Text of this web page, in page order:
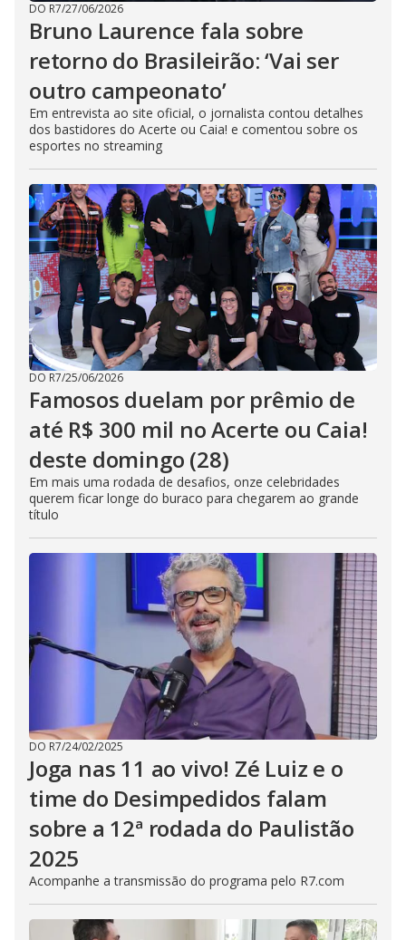
DO R7/27/06/2026
Bruno Laurence fala sobre
retorno do Brasileirão: ‘Vai ser
outro campeonato’
Em entrevista ao site oficial, o jornalista contou detalhes
dos bastidores do Acerte ou Caia! e comentou sobre os
esportes no streaming
DO R7/25/06/2026
Famosos duelam por prêmio de
até R$ 300 mil no Acerte ou Caia!
deste domingo (28)
Em mais uma rodada de desafios, onze celebridades
querem ficar longe do buraco para chegarem ao grande
título
DO R7/24/02/2025
Joga nas 11 ao vivo! Zé Luiz e o
time do Desimpedidos falam
sobre a 12ª rodada do Paulistão
2025
Acompanhe a transmissão do programa pelo R7.com